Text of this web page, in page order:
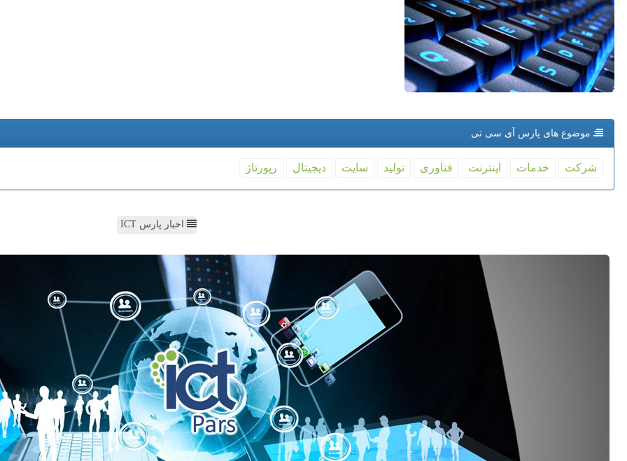
موضوع های پارس آی سی تی
شركت خدمات اینترنت فناوری تولید سایت دیجیتال رپورتاژ
اخبار پارس ICT